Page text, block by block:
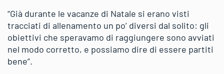
“Già durante le vacanze di Natale si erano visti
tracciati di allenamento un po’ diversi dal solito: gli
obiettivi che speravamo di raggiungere sono avviati
nel modo corretto, e possiamo dire di essere partiti
bene”.